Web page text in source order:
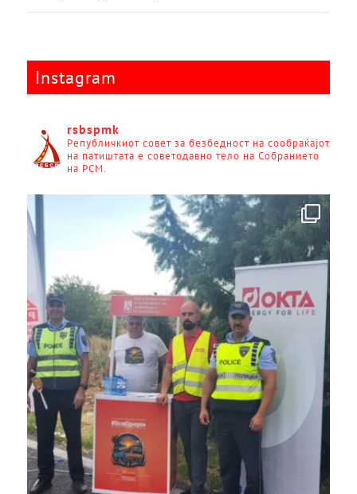
Instagram
rsbspmk
Републичкиот совет за безбедност на сообраќајот
на патиштата е советодавно тело на Собранието
на РСМ.